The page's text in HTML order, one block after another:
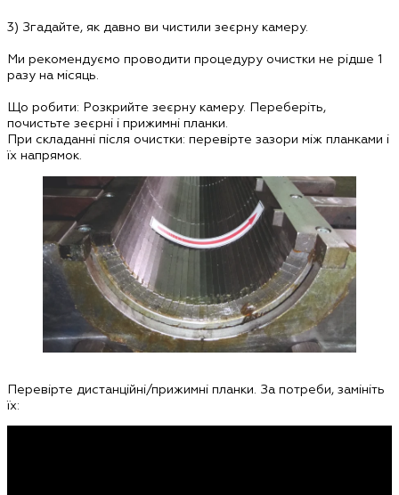
3) Згадайте, як давно ви чистили зеєрну камеру.
Ми рекомендуємо проводити процедуру очистки не рідше 1
разу на місяць.
Що робити: Розкрийте зеєрну камеру. Переберіть,
почистьте зеєрні і прижимні планки.
При складанні після очистки: перевірте зазори між планками і
їх напрямок.
Перевірте дистанційні/прижимні планки. За потреби, замініть
їх: